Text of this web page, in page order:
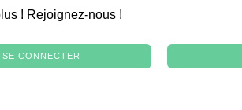
! Rejoignez-nous !
SE CONNECTER